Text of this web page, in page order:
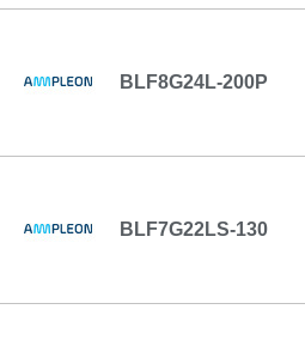
BLF8G24L-200P
BLF7G22LS-130